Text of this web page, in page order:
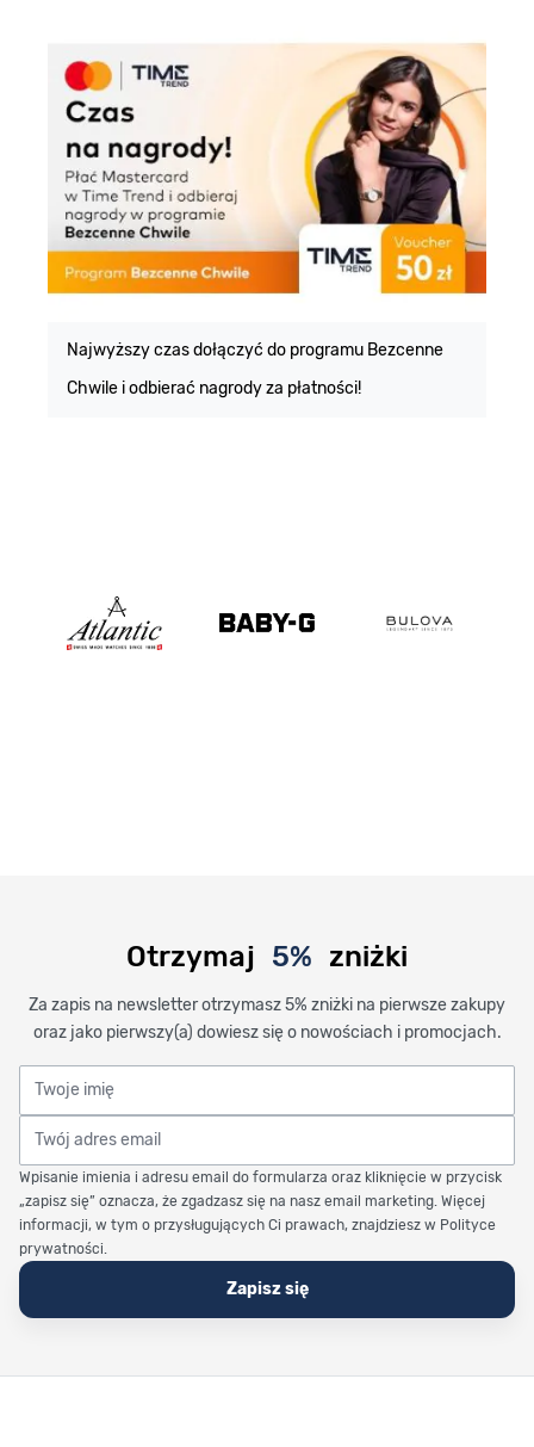
Najwyższy czas dołączyć do programu Bezcenne
Chwile i odbierać nagrody za płatności!
Otrzymaj 5% zniżki
Za zapis na newsletter otrzymasz 5% zniżki na pierwsze zakupy
oraz jako pierwszy(a) dowiesz się o nowościach i promocjach.
Twoje imię
Twój adres email
Wpisanie imienia i adresu email do formularza oraz kliknięcie w przycisk
„zapisz się” oznacza, że zgadzasz się na nasz email marketing. Więcej
informacji, w tym o przysługujących Ci prawach, znajdziesz w Polityce
prywatności.
Zapisz się